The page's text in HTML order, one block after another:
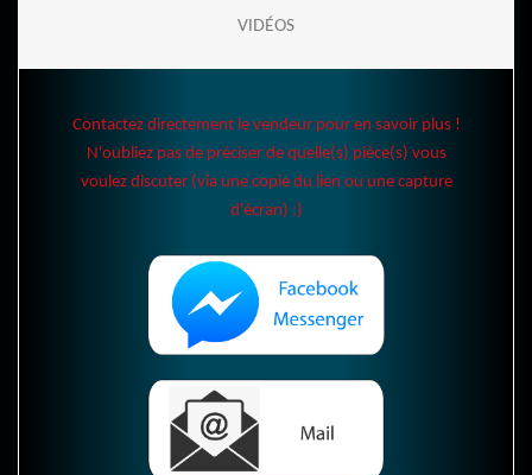
VIDÉOS
Contactez directement le vendeur pour en savoir plus !
N'oubliez pas de préciser de quelle(s) pièce(s) vous
voulez discuter (via une copie du lien ou une capture
d'écran) :)